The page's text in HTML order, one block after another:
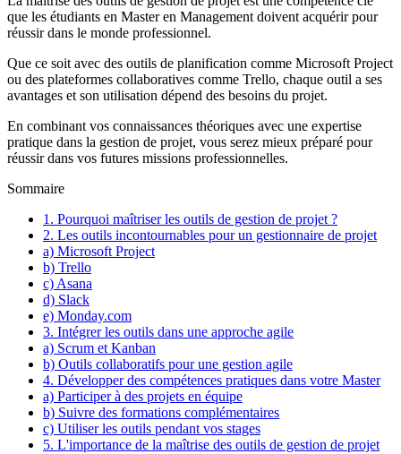
que les étudiants en Master en Management doivent acquérir pour
réussir dans le monde professionnel.
Que ce soit avec des outils de planification comme Microsoft Project
ou des plateformes collaboratives comme Trello, chaque outil a ses
avantages et son utilisation dépend des besoins du projet.
En combinant vos connaissances théoriques avec une expertise
pratique dans la gestion de projet, vous serez mieux préparé pour
réussir dans vos futures missions professionnelles.
Sommaire
1. Pourquoi maîtriser les outils de gestion de projet ?
2. Les outils incontournables pour un gestionnaire de projet
a) Microsoft Project
b) Trello
c) Asana
d) Slack
e) Monday.com
3. Intégrer les outils dans une approche agile
a) Scrum et Kanban
b) Outils collaboratifs pour une gestion agile
4. Développer des compétences pratiques dans votre Master
a) Participer à des projets en équipe
b) Suivre des formations complémentaires
c) Utiliser les outils pendant vos stages
5. L'importance de la maîtrise des outils de gestion de projet